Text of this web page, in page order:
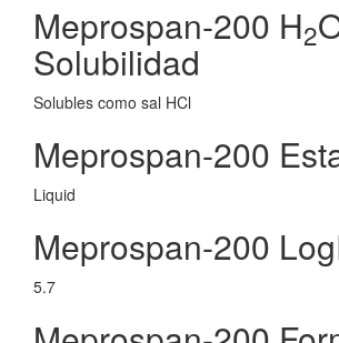
Meprospan-200 H2
Solubilidad
Solubles como sal HCl
Meprospan-200
Liquid
Meprospan-200
5.7